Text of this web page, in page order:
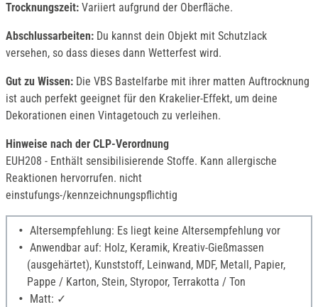
Trocknungszeit: Variiert aufgrund der Oberfläche.
Abschlussarbeiten: Du kannst dein Objekt mit Schutzlack
versehen, so dass dieses dann Wetterfest wird.
Gut zu Wissen: Die VBS Bastelfarbe mit ihrer matten Auftrocknung
ist auch perfekt geeignet für den Krakelier-Effekt, um deine
Dekorationen einen Vintagetouch zu verleihen.
Hinweise nach der CLP-Verordnung
EUH208 - Enthält sensibilisierende Stoffe. Kann allergische
Reaktionen hervorrufen. nicht
einstufungs-/kennzeichnungspflichtig
Altersempfehlung: Es liegt keine Altersempfehlung vor
Anwendbar auf: Holz, Keramik, Kreativ-Gießmassen
(ausgehärtet), Kunststoff, Leinwand, MDF, Metall, Papier,
Pappe / Karton, Stein, Styropor, Terrakotta / Ton
Matt: ✓